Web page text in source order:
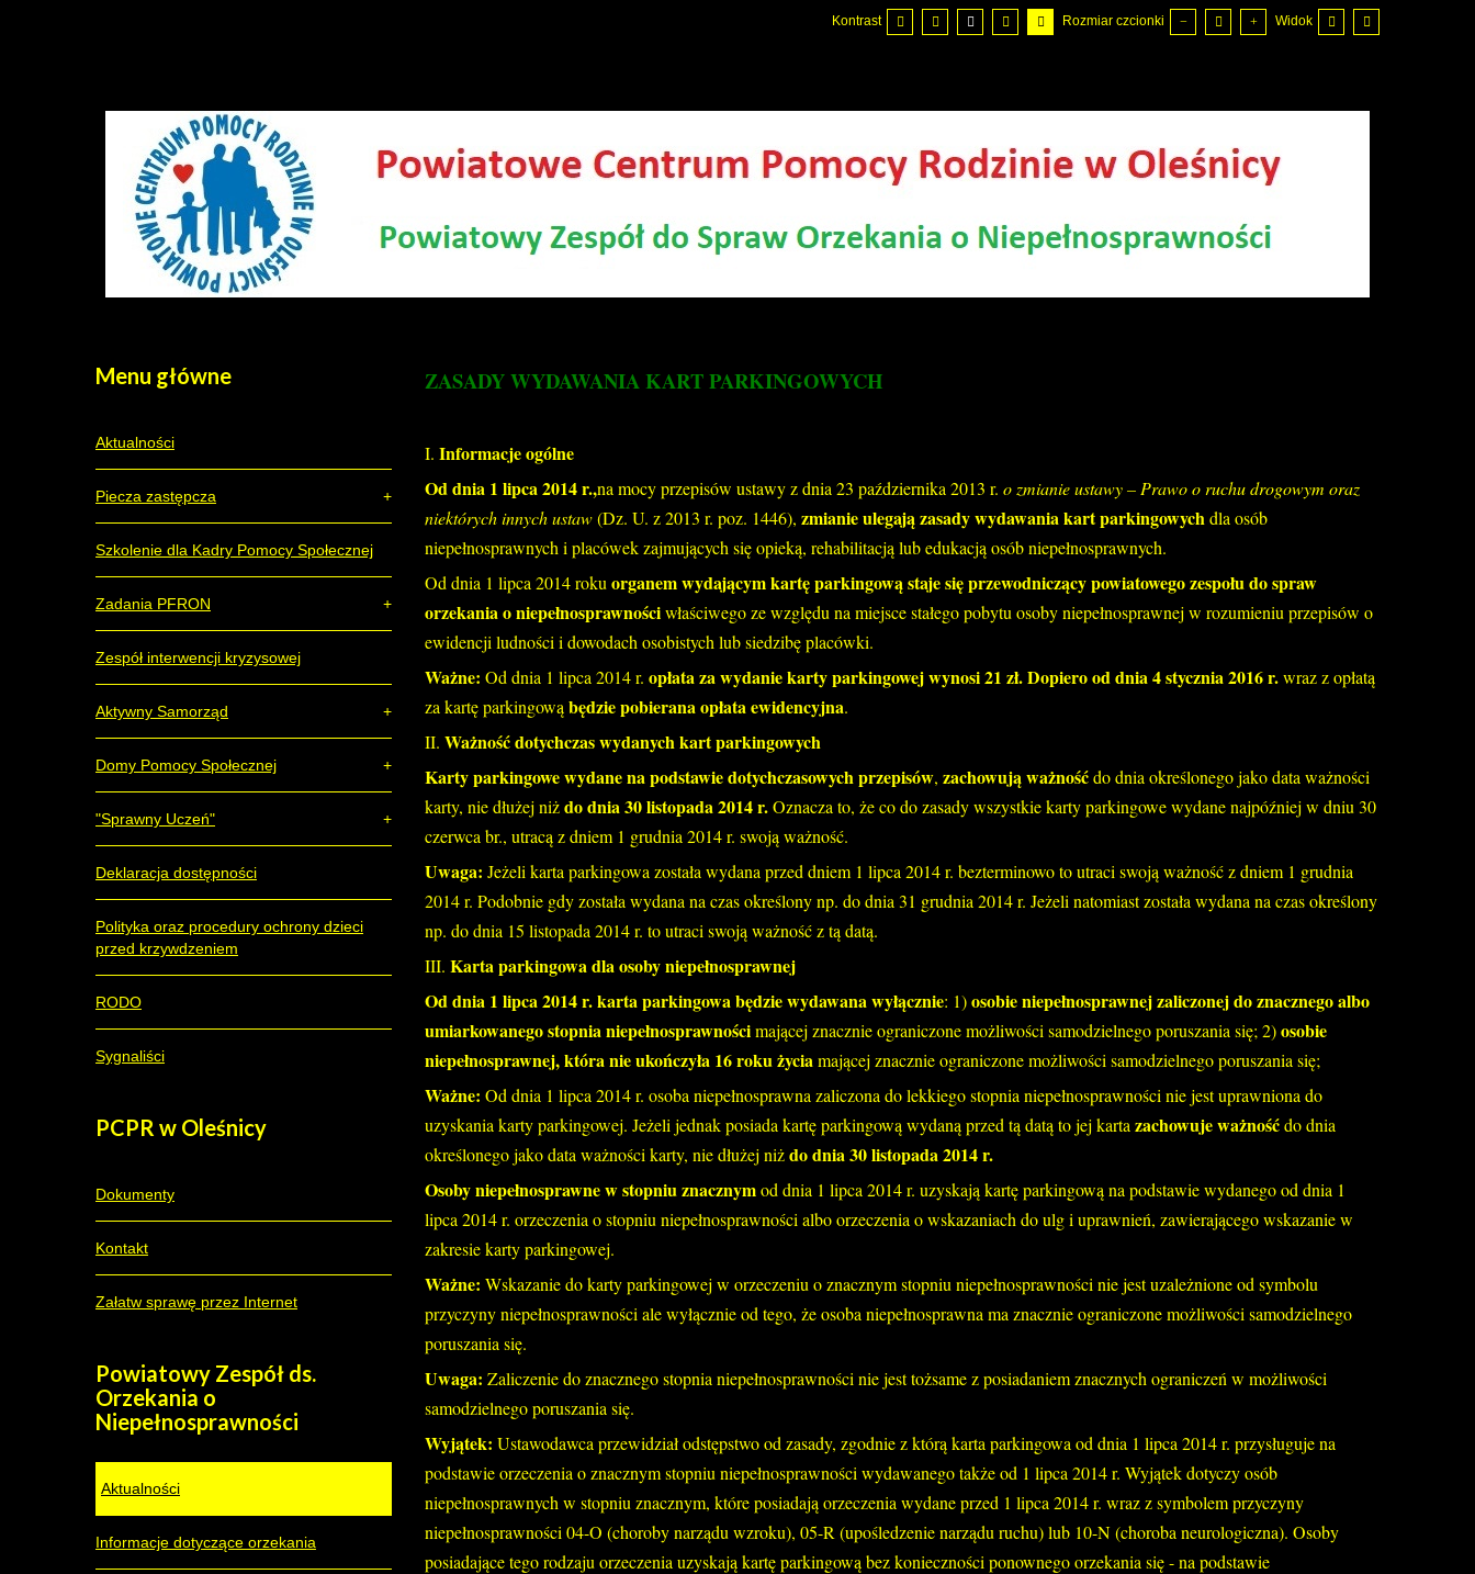
Kontrast Rozmiar czcionki Widok
ZASADY WYDAWANIA KART PARKINGOWYCH
I. Informacje ogólne
Od dnia 1 lipca 2014 r.,na mocy przepisów ustawy z dnia 23 października 2013 r. o zmianie ustawy – Prawo o ruchu drogowym oraz
niektórych innych ustaw(Dz. U. z 2013 r. poz. 1446), zmianie ulegają zasady wydawania kart parkingowychdla osób
niepełnosprawnych i placówek zajmujących się opieką, rehabilitacją lub edukacją osób niepełnosprawnych.
Od dnia 1 lipca 2014 roku organem wydającym kartę parkingową staje się przewodniczący powiatowego zespołu do spraw
orzekania o niepełnosprawnościwłaściwego ze względu na miejsce stałego pobytu osoby niepełnosprawnej w rozumieniu przepisów o
ewidencji ludności i dowodach osobistych lub siedzibę placówki.
Ważne: Od dnia 1 lipca 2014 r. opłata za wydanie karty parkingowej wynosi 21 zł. Dopiero od dnia 4 stycznia 2016 r.wraz z opłatą
za kartę parkingowąbędzie pobierana opłata ewidencyjna.
II. Ważność dotychczas wydanych kart parkingowych
Karty parkingowe wydane na podstawie dotychczasowych przepisów, zachowują ważnośćdo dnia określonego jako data ważności
karty, nie dłużej niżdo dnia 30 listopada 2014 r.Oznacza to, że co do zasady wszystkie karty parkingowe wydane najpóźniej w dniu 30
czerwca br., utracą z dniem 1 grudnia 2014 r. swoją ważność.
Uwaga: Jeżeli karta parkingowa została wydana przed dniem 1 lipca 2014 r. bezterminowo to utraci swoją ważność z dniem 1 grudnia
2014 r. Podobnie gdy została wydana na czas określony np. do dnia 31 grudnia 2014 r. Jeżeli natomiast została wydana na czas określony
np. do dnia 15 listopada 2014 r. to utraci swoją ważność z tą datą.
III. Karta parkingowa dla osoby niepełnosprawnej
Od dnia 1 lipca 2014 r. karta parkingowa będzie wydawana wyłącznie: 1)osobie niepełnosprawnej zaliczonej do znacznego albo
umiarkowanego stopnia niepełnosprawnościmającej znacznie ograniczone możliwości samodzielnego poruszania się; 2)osobie
niepełnosprawnej, która nie ukończyła 16 roku życiamającej znacznie ograniczone możliwości samodzielnego poruszania się;
Ważne: Od dnia 1 lipca 2014 r. osoba niepełnosprawna zaliczona do lekkiego stopnia niepełnosprawności nie jest uprawniona do
uzyskania karty parkingowej. Jeżeli jednak posiada kartę parkingową wydaną przed tą datą to jej karta zachowuje ważnośćdo dnia
określonego jako data ważności karty, nie dłużej niżdo dnia 30 listopada 2014 r.
Osoby niepełnosprawne w stopniu znacznymod dnia 1 lipca 2014 r. uzyskają kartę parkingową na podstawie wydanego od dnia 1
lipca 2014 r. orzeczenia o stopniu niepełnosprawności albo orzeczenia o wskazaniach do ulg i uprawnień, zawierającego wskazanie w
zakresie karty parkingowej.
Ważne: Wskazanie do karty parkingowej w orzeczeniu o znacznym stopniu niepełnosprawności nie jest uzależnione od symbolu
przyczyny niepełnosprawności ale wyłącznie od tego, że osoba niepełnosprawna ma znacznie ograniczone możliwości samodzielnego
poruszania się.
Uwaga: Zaliczenie do znacznego stopnia niepełnosprawności nie jest tożsame z posiadaniem znacznych ograniczeń w możliwości
samodzielnego poruszania się.
Wyjątek: Ustawodawca przewidział odstępstwo od zasady, zgodnie z którą karta parkingowa od dnia 1 lipca 2014 r. przysługuje na
podstawie orzeczenia o znacznym stopniu niepełnosprawności wydawanego także od 1 lipca 2014 r. Wyjątek dotyczy osób
niepełnosprawnych w stopniu znacznym, które posiadają orzeczenia wydane przed 1 lipca 2014 r. wraz z symbolem przyczyny
niepełnosprawności 04-O (choroby narządu wzroku), 05-R (upośledzenie narządu ruchu) lub 10-N (choroba neurologiczna). Osoby
posiadające tego rodzaju orzeczenia uzyskają kartę parkingową bez konieczności ponownego orzekania się - na podstawie
Menu główne
Aktualności
Piecza zastępcza
Szkolenie dla Kadry Pomocy Społecznej
Zadania PFRON
Zespół interwencji kryzysowej
Aktywny Samorząd
Domy Pomocy Społecznej
"Sprawny Uczeń"
Deklaracja dostępności
Polityka oraz procedury ochrony dzieci
przed krzywdzeniem
RODO
Sygnaliści
PCPR w Oleśnicy
Dokumenty
Kontakt
Załatw sprawę przez Internet
Powiatowy Zespół ds.
Orzekania o
Niepełnosprawności
Aktualności
Informacje dotyczące orzekania